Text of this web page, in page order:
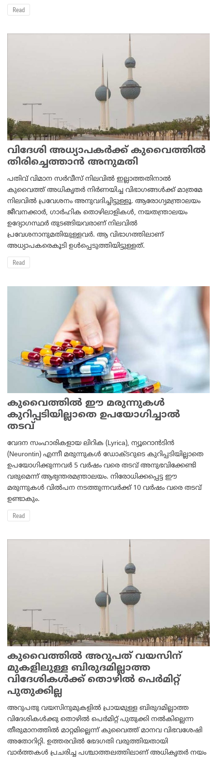
Read
വിദേശി അധ്യാപകര്‍ക്ക് കുവൈത്തില്‍
തിരിച്ചെത്താന്‍ അനുമതി
പതിവ് വിമാന സര്‍വീസ് നിലവില്‍ ഇല്ലാത്തതിനാല്‍
കുവൈത്ത് അധികൃതര്‍ നിര്‍ണയിച്ച വിഭാഗങ്ങള്‍ക്ക് മാത്രമേ
നിലവില്‍ പ്രവേശനം അനുവദിച്ചിട്ടുള്ളൂ. ആരോഗ്യമന്ത്രാലയം
ജീവനക്കാര്‍, ഗാര്‍ഹിക തൊഴിലാളികള്‍, നയതന്ത്രാലയം
ഉദ്യോഗസ്ഥര്‍ തുടങ്ങിയവരാണ് നിലവില്‍
പ്രവേശനാനുമതിയുള്ളവര്‍. ആ വിഭാഗത്തിലാണ്
അധ്യാപകരെകൂടി ഉള്‍പ്പെടുത്തിയിട്ടുള്ളത്.
Read
കുവൈത്തില്‍ ഈ മരുന്നുകള്‍
കുറിപ്പടിയില്ലാതെ ഉപയോഗിച്ചാല്‍
തടവ്
വേദന സംഹാരികളായ ലിറിക (Lyrica), ന്യൂറൊന്‍ടിന്‍
(Neurontin) എന്നീ മരുന്നുകള്‍ ഡോക്ടറുടെ കുറിപ്പടിയില്ലാതെ
ഉപയോഗിക്കുന്നവര്‍ 5 വര്‍ഷം വരെ തടവ് അനുഭവിക്കേണ്ടി
വരുമെന്ന് ആഭ്യന്തരമന്ത്രാലയം. നിരോധിക്കപ്പെട്ട ഈ
മരുന്നുകള്‍ വില്‍പന നടത്തുന്നവര്‍ക്ക് 10 വര്‍ഷം വരെ തടവ്
ഉണ്ടാകും.
Read
കുവൈത്തില്‍ അറുപത് വയസിന്
മുകളിലുള്ള ബിരുദമില്ലാത്ത
വിദേശികള്‍ക്ക് തൊഴില്‍ പെര്‍മിറ്റ്
പുതുക്കില്ല
അറുപതു വയസിനുമുകളില്‍ പ്രായമുള്ള ബിരുദമില്ലാത്ത
വിദേശികള്‍ക്കു തൊഴില്‍ പെര്‍മിറ്റ് പുതുക്കി നല്‍കില്ലെന്ന
തീരുമാനത്തില്‍ മാറ്റമില്ലെന്ന് കുവൈത്ത് മാനവ വിഭവശേഷി
അതോറിറ്റി. ഉത്തരവില്‍ ഭേദഗതി വരുത്തിയതായി
വാര്‍ത്തകള്‍ പ്രചരിച്ച പശ്ചാത്തലത്തിലാണ് അധികൃതര്‍ നയം